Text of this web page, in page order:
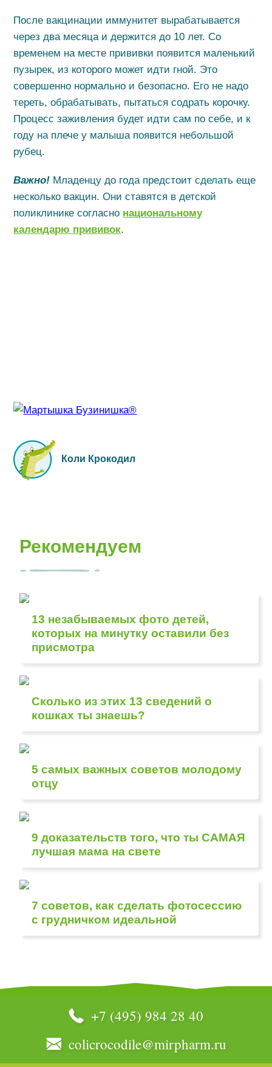
После вакцинации иммунитет вырабатывается
через два месяца и держится до 10 лет. Со
временем на месте прививки появится маленький
пузырек, из которого может идти гной. Это
совершенно нормально и безопасно. Его не надо
тереть, обрабатывать, пытаться содрать корочку.
Процесс заживления будет идти сам по себе, и к
году на плече у малыша появится небольшой
рубец.
Важно! Младенцу до года предстоит сделать еще
несколько вакцин. Они ставятся в детской
поликлинике согласно национальному
календарю прививок.
Коли Крокодил
Рекомендуем
13 незабываемых фото детей,
которых на минутку оставили без
присмотра
Сколько из этих 13 сведений о
кошках ты знаешь?
5 самых важных советов молодому
отцу
9 доказательств того, что ты САМАЯ
лучшая мама на свете
7 советов, как сделать фотосессию
с грудничком идеальной
+7 (495) 984 28 40
colicrocodile@mirpharm.ru